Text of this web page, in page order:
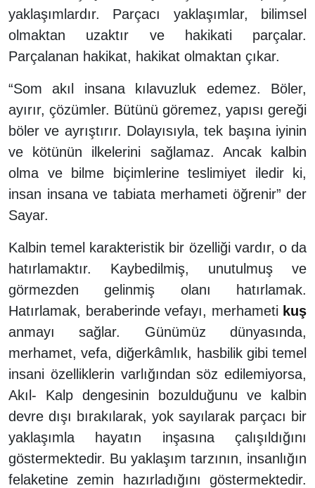
yaklaşımlardır. Parçacı yaklaşımlar, bilimsel
olmaktan uzaktır ve hakikati parçalar.
Parçalanan hakikat, hakikat olmaktan çıkar.
“Som akıl insana kılavuzluk edemez. Böler,
ayırır, çözümler. Bütünü göremez, yapısı gereği
böler ve ayrıştırır. Dolayısıyla, tek başına iyinin
ve kötünün ilkelerini sağlamaz. Ancak kalbin
olma ve bilme biçimlerine teslimiyet iledir ki,
insan insana ve tabiata merhameti öğrenir” der
Sayar.
Kalbin temel karakteristik bir özelliği vardır, o da
hatırlamaktır. Kaybedilmiş, unutulmuş ve
görmezden gelinmiş olanı hatırlamak.
Hatırlamak, beraberinde vefayı, merhameti kuş
anmayı sağlar. Günümüz dünyasında,
merhamet, vefa, diğerkâmlık, hasbilik gibi temel
insani özelliklerin varlığından söz edilemiyorsa,
Akıl- Kalp dengesinin bozulduğunu ve kalbin
devre dışı bırakılarak, yok sayılarak parçacı bir
yaklaşımla hayatın inşasına çalışıldığını
göstermektedir. Bu yaklaşım tarzının, insanlığın
felaketine zemin hazırladığını göstermektedir.